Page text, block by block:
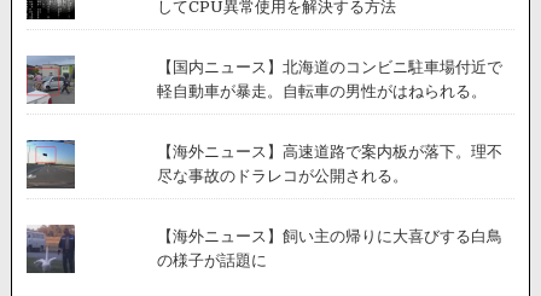
してCPU異常使用を解決する方法
【国内ニュース】北海道のコンビニ駐車場付近で
軽自動車が暴走。自転車の男性がはねられる。
【海外ニュース】高速道路で案内板が落下。理不
尽な事故のドラレコが公開される。
【海外ニュース】飼い主の帰りに大喜びする白鳥
の様子が話題に